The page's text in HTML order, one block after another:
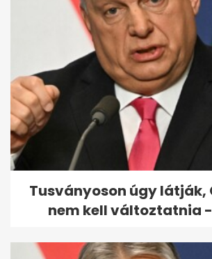
Külön, védett
a Szent Gellért
Tusványoson úgy látják,
nem kell változtatnia -